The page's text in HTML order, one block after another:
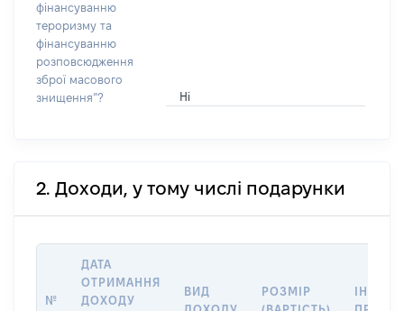
фінансуванню
тероризму та
фінансуванню
розповсюдження
зброї масового
знищення”?
Ні
2. Доходи, у тому числі подарунки
№
ДАТА
ОТРИМАННЯ
ДОХОДУ
ВИД
РОЗМІР